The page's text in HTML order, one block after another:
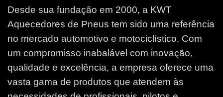
Desde sua fundação em 2000, a KWT
Aquecedores de Pneus tem sido uma referência
no mercado automotivo e motociclístico. Com
um compromisso inabalável com inovação,
qualidade e excelência, a empresa oferece uma
vasta gama de produtos que atendem às